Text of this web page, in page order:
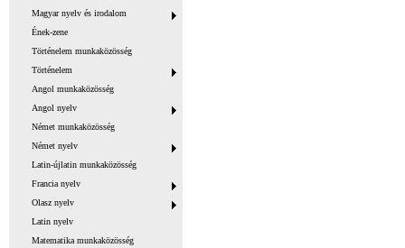
Magyar nyelv és irodalom
Ének-zene
Történelem munkaközösség
Történelem
Angol munkaközösség
Angol nyelv
Német munkaközösség
Német nyelv
Latin-újlatin munkaközösség
Francia nyelv
Olasz nyelv
Latin nyelv
Matematika munkaközösség